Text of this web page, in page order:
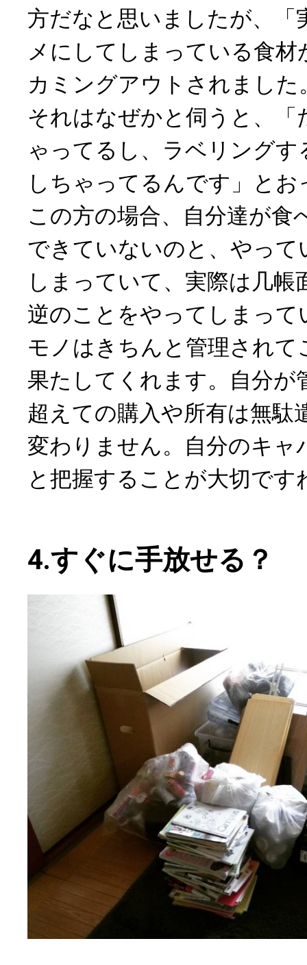
方だなと思いましたが、「
メにしてしまっている食
カミングアウトされました
それはなぜかと伺うと、「
ゃってるし、ラベリング
しちゃってるんです」と
この方の場合、自分達が食
できていないのと、やって
しまっていて、実際は几帳
逆のことをやってしまって
モノはきちんと管理されて
果たしてくれます。自分が
超えての購入や所有は無駄
変わりません。自分のキャ
と把握することが大切です
4.すぐに手放せる？